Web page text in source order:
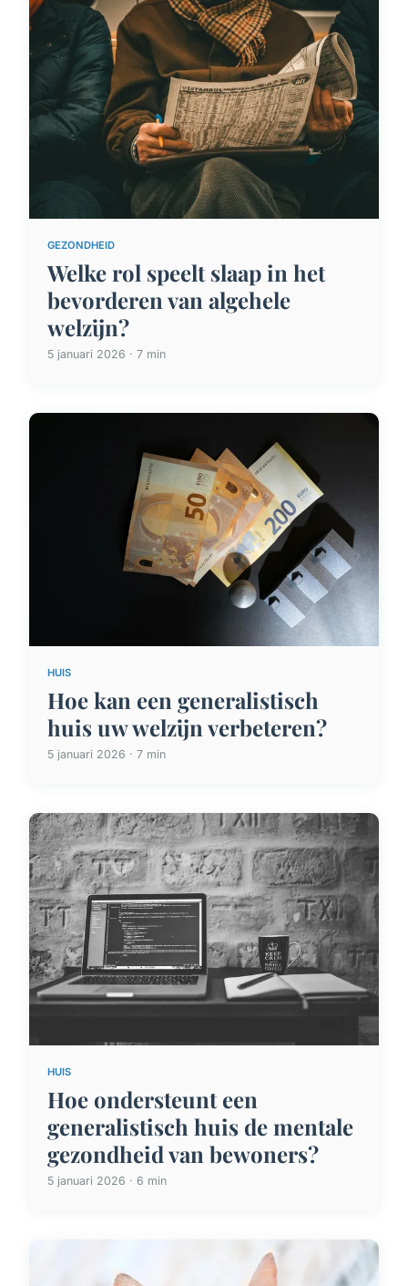
GEZONDHEID
Welke rol speelt slaap in het
bevorderen van algehele
welzijn?
5 januari 2026 · 7 min
HUIS
Hoe kan een generalistisch
huis uw welzijn verbeteren?
5 januari 2026 · 7 min
HUIS
Hoe ondersteunt een
generalistisch huis de mentale
gezondheid van bewoners?
5 januari 2026 · 6 min